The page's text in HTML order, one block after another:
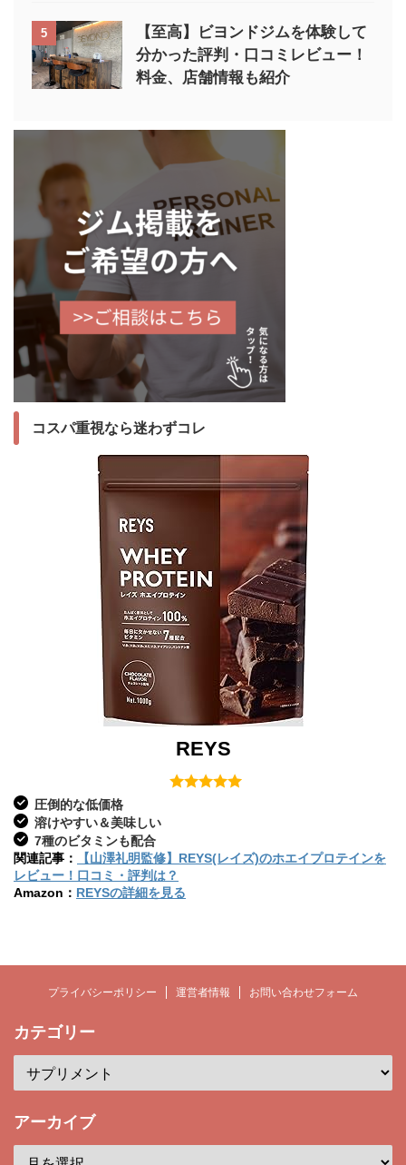
5
【至高】ビヨンドジムを体験して
分かった評判・口コミレビュー！
料金、店舗情報も紹介
コスパ重視なら迷わずコレ
REYS
圧倒的な低価格
溶けやすい＆美味しい
7種のビタミンも配合
関連記事：
【山澤礼明監修】REYS(レイズ)のホエイプロテインを
レビュー！口コミ・評判は？
Amazon： REYSの詳細を見る
プライバシーポリシー 運営者情報 お問い合わせフォーム
カテゴリー
アーカイブ